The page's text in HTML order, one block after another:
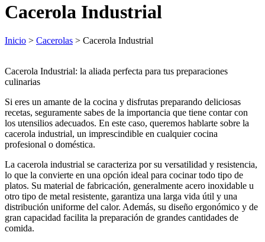
Cacerola Industrial
Inicio > Cacerolas > Cacerola Industrial
Cacerola Industrial: la aliada perfecta para tus preparaciones
culinarias
Si eres un amante de la cocina y disfrutas preparando deliciosas
recetas, seguramente sabes de la importancia que tiene contar con
los utensilios adecuados. En este caso, queremos hablarte sobre la
cacerola industrial, un imprescindible en cualquier cocina
profesional o doméstica.
La cacerola industrial se caracteriza por su versatilidad y resistencia,
lo que la convierte en una opción ideal para cocinar todo tipo de
platos. Su material de fabricación, generalmente acero inoxidable u
otro tipo de metal resistente, garantiza una larga vida útil y una
distribución uniforme del calor. Además, su diseño ergonómico y de
gran capacidad facilita la preparación de grandes cantidades de
comida.